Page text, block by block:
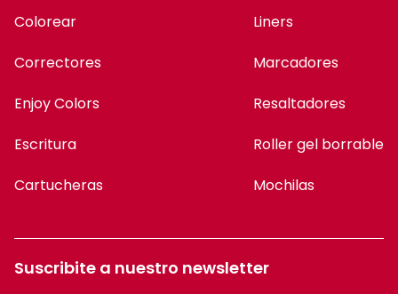
Colorear
Correctores
Enjoy Colors
Escritura
Cartucheras
Liners
Marcadores
Resaltadores
Roller gel borrable
Mochilas
Suscribite a nuestro newsletter